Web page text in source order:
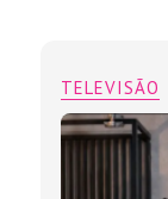
TELEVISÃO